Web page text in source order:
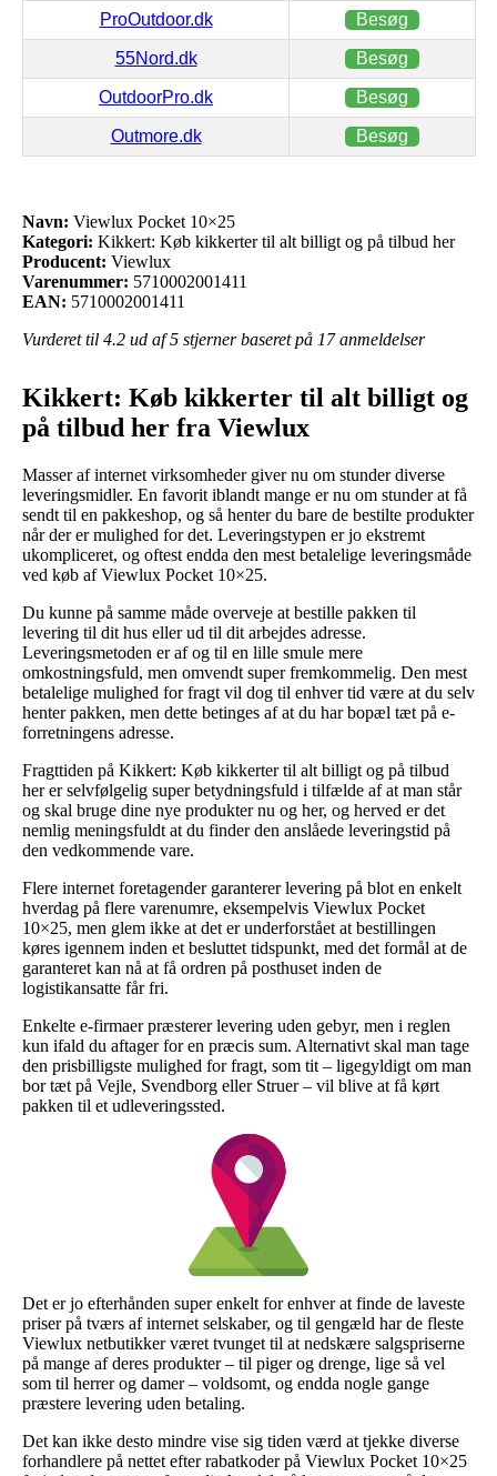
ProOutdoor.dk Besøg
55Nord.dk Besøg
OutdoorPro.dk Besøg
Outmore.dk Besøg
Navn: Viewlux Pocket 10×25
Kategori: Kikkert: Køb kikkerter til alt billigt og på tilbud her
Producent: Viewlux
Varenummer: 5710002001411
EAN: 5710002001411
Vurderet til 4.2 ud af 5 stjerner baseret på 17anmeldelser
Kikkert: Køb kikkerter til alt billigt og
på tilbud her fra Viewlux
Masser af internet virksomheder giver nu om stunder diverse
leveringsmidler. En favorit iblandt mange er nu om stunder at få
sendt til en pakkeshop, og så henter du bare de bestilte produkter
når der er mulighed for det. Leveringstypen er jo ekstremt
ukompliceret, og oftest endda den mest betalelige leveringsmåde
ved køb af Viewlux Pocket 10×25.
Du kunne på samme måde overveje at bestille pakken til
levering til dit hus eller ud til dit arbejdes adresse.
Leveringsmetoden er af og til en lille smule mere
omkostningsfuld, men omvendt super fremkommelig. Den mest
betalelige mulighed for fragt vil dog til enhver tid være at du selv
henter pakken, men dette betinges af at du har bopæl tæt på e-
forretningens adresse.
Fragttiden på Kikkert: Køb kikkerter til alt billigt og på tilbud
her er selvfølgelig super betydningsfuld i tilfælde af at man står
og skal bruge dine nye produkter nu og her, og herved er det
nemlig meningsfuldt at du finder den anslåede leveringstid på
den vedkommende vare.
Flere internet foretagender garanterer levering på blot en enkelt
hverdag på flere varenumre, eksempelvis Viewlux Pocket
10×25, men glem ikke at det er underforstået at bestillingen
køres igennem inden et besluttet tidspunkt, med det formål at de
garanteret kan nå at få ordren på posthuset inden de
logistikansatte får fri.
Enkelte e-firmaer præsterer levering uden gebyr, men i reglen
kun ifald du aftager for en præcis sum. Alternativt skal man tage
den prisbilligste mulighed for fragt, som tit – ligegyldigt om man
bor tæt på Vejle, Svendborg eller Struer – vil blive at få kørt
pakken til et udleveringssted.
Det er jo efterhånden super enkelt for enhver at finde de laveste
priser på tværs af internet selskaber, og til gengæld har de fleste
Viewlux netbutikker været tvunget til at nedskære salgspriserne
på mange af deres produkter – til piger og drenge, lige så vel
som til herrer og damer – voldsomt, og endda nogle gange
præstere levering uden betaling.
Det kan ikke desto mindre vise sig tiden værd at tjekke diverse
forhandlere på nettet efter rabatkoder på Viewlux Pocket 10×25